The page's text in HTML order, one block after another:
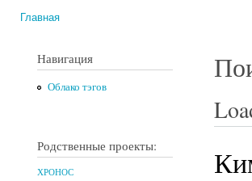
Главная
Навигация
Облако тэгов
Родственные проекты:
ХРОНОС